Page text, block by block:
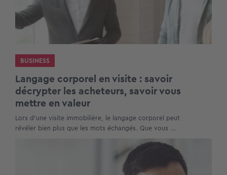
BUSINESS
Langage corporel en visite : savoir
décrypter les acheteurs, savoir vous
mettre en valeur
Lors d’une visite immobilière, le langage corporel peut
révéler bien plus que les mots échangés. Que vous ...